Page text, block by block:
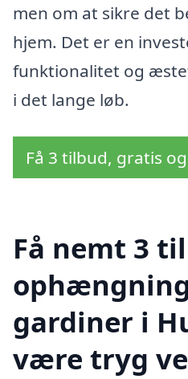
men om at sikre det
hjem. Det er en
funktionalitet og
i det lange løb.
Få 3 tilbud, gratis
Få nemt 3
gardiner i
være tryg